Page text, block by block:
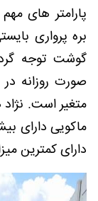
پارامتر های
بره پرواری
گوشت توجه
متغیر است. نژاد
ماکویی دارای
دارای کمترین